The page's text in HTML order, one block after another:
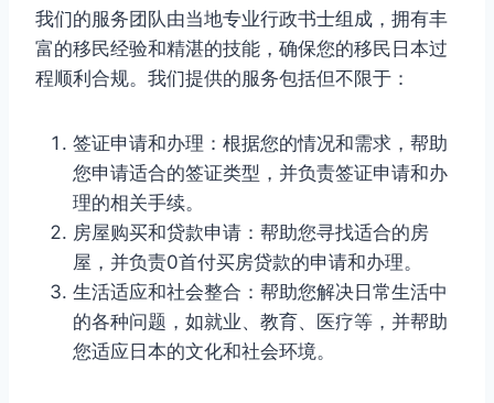
我们的服务团队由当地专业行政书士组成，拥有丰
富的移民经验和精湛的技能，确保您的移民日本过
程顺利合规。我们提供的服务包括但不限于：
签证申请和办理：根据您的情况和需求，帮助
您申请适合的签证类型，并负责签证申请和办
理的相关手续。
房屋购买和贷款申请：帮助您寻找适合的房
屋，并负责0首付买房贷款的申请和办理。
生活适应和社会整合：帮助您解决日常生活中
的各种问题，如就业、教育、医疗等，并帮助
您适应日本的文化和社会环境。